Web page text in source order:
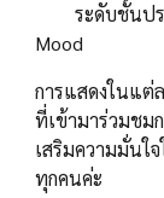
ระดับชั้นประ
Mood
การแสดงในแต่
ที่เข้ามาร่วมชม
เสริมความมั่นใ
ทุกคนค่ะ